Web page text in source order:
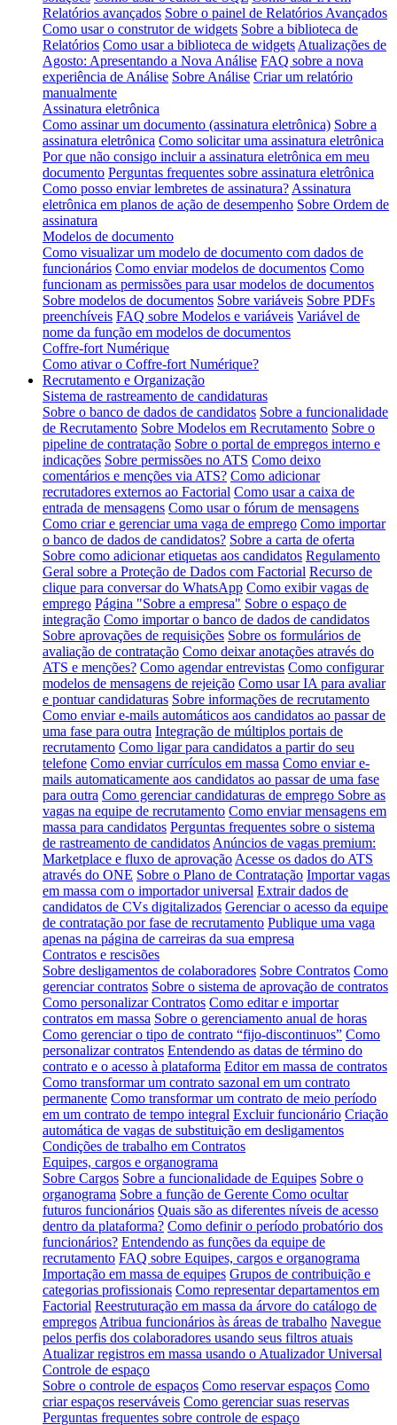
Relatórios avançados Sobre o painel de Relatórios Avançados
Como usar o construtor de widgets Sobre a biblioteca de
Relatórios Como usar a biblioteca de widgets Atualizações de
Agosto: Apresentando a Nova Análise FAQ sobre a nova
experiência de Análise Sobre Análise Criar um relatório
manualmente
Assinatura eletrônica
Como assinar um documento (assinatura eletrônica) Sobre a
assinatura eletrônica Como solicitar uma assinatura eletrônica
Por que não consigo incluir a assinatura eletrônica em meu
documento Perguntas frequentes sobre assinatura eletrônica
Como posso enviar lembretes de assinatura? Assinatura
eletrônica em planos de ação de desempenho Sobre Ordem de
assinatura
Modelos de documento
Como visualizar um modelo de documento com dados de
funcionários Como enviar modelos de documentos Como
funcionam as permissões para usar modelos de documentos
Sobre modelos de documentos Sobre variáveis Sobre PDFs
preenchíveis FAQ sobre Modelos e variáveis Variável de
nome da função em modelos de documentos
Coffre-fort Numérique
Como ativar o Coffre-fort Numérique?
Recrutamento e Organização
Sistema de rastreamento de candidaturas
Sobre o banco de dados de candidatos Sobre a funcionalidade
de Recrutamento Sobre Modelos em Recrutamento Sobre o
pipeline de contratação Sobre o portal de empregos interno e
indicações Sobre permissões no ATS Como deixo
comentários e menções via ATS? Como adicionar
recrutadores externos ao Factorial Como usar a caixa de
entrada de mensagens Como usar o fórum de mensagens
Como criar e gerenciar uma vaga de emprego Como importar
o banco de dados de candidatos? Sobre a carta de oferta
Sobre como adicionar etiquetas aos candidatos Regulamento
Geral sobre a Proteção de Dados com Factorial Recurso de
clique para conversar do WhatsApp Como exibir vagas de
emprego Página "Sobre a empresa" Sobre o espaço de
integração Como importar o banco de dados de candidatos
Sobre aprovações de requisições Sobre os formulários de
avaliação de contratação Como deixar anotações através do
ATS e menções? Como agendar entrevistas Como configurar
modelos de mensagens de rejeição Como usar IA para avaliar
e pontuar candidaturas Sobre informações de recrutamento
Como enviar e-mails automáticos aos candidatos ao passar de
uma fase para outra Integração de múltiplos portais de
recrutamento Como ligar para candidatos a partir do seu
telefone Como enviar currículos em massa Como enviar e-
mails automaticamente aos candidatos ao passar de uma fase
para outra Como gerenciar candidaturas de emprego Sobre as
vagas na equipe de recrutamento Como enviar mensagens em
massa para candidatos Perguntas frequentes sobre o sistema
de rastreamento de candidatos Anúncios de vagas premium:
Marketplace e fluxo de aprovação Acesse os dados do ATS
através do ONE Sobre o Plano de Contratação Importar vagas
em massa com o importador universal Extrair dados de
candidatos de CVs digitalizados Gerenciar o acesso da equipe
de contratação por fase de recrutamento Publique uma vaga
apenas na página de carreiras da sua empresa
Contratos e rescisões
Sobre desligamentos de colaboradores Sobre Contratos Como
gerenciar contratos Sobre o sistema de aprovação de contratos
Como personalizar Contratos Como editar e importar
contratos em massa Sobre o gerenciamento anual de horas
Como gerenciar o tipo de contrato “fijo-discontinuos” Como
personalizar contratos Entendendo as datas de término do
contrato e o acesso à plataforma Editor em massa de contratos
Como transformar um contrato sazonal em um contrato
permanente Como transformar um contrato de meio período
em um contrato de tempo integral Excluir funcionário Criação
automática de vagas de substituição em desligamentos
Condições de trabalho em Contratos
Equipes, cargos e organograma
Sobre Cargos Sobre a funcionalidade de Equipes Sobre o
organograma Sobre a função de Gerente Como ocultar
futuros funcionários Quais são as diferentes níveis de acesso
dentro da plataforma? Como definir o período probatório dos
funcionários? Entendendo as funções da equipe de
recrutamento FAQ sobre Equipes, cargos e organograma
Importação em massa de equipes Grupos de contribuição e
categorias profissionais Como representar departamentos em
Factorial Reestruturação em massa da árvore do catálogo de
empregos Atribua funcionários às áreas de trabalho Navegue
pelos perfis dos colaboradores usando seus filtros atuais
Atualizar registros em massa usando o Atualizador Universal
Controle de espaço
Sobre o controle de espaços Como reservar espaços Como
criar espaços reserváveis Como gerenciar suas reservas
Perguntas frequentes sobre controle de espaço